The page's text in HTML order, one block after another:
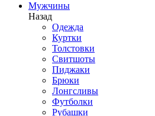
Мужчины
Назад
Одежда
Куртки
Толстовки
Свитшоты
Пиджаки
Брюки
Лонгсливы
Футболки
Рубашки